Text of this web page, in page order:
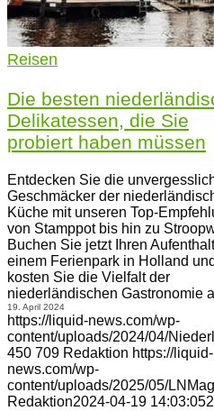
Reisen
Die besten
Delikatessen, die Sie
probiert haben müssen
Entdecken Sie die
Geschmäcker der
Küche mit unseren Top-
von Stamppot bis hin zu
Buchen Sie jetzt Ihren
einem Ferienpark in Holland und
kosten Sie die Vielfalt der
niederländischen Gastronomie
19. April 2024
https://liquid-news.com/wp-
content/uploads/2024/04/
450 709 Redaktion https://liquid-
news.com/wp-
content/uploads/2025/05/
Redaktion2024-04-19 14:03:05